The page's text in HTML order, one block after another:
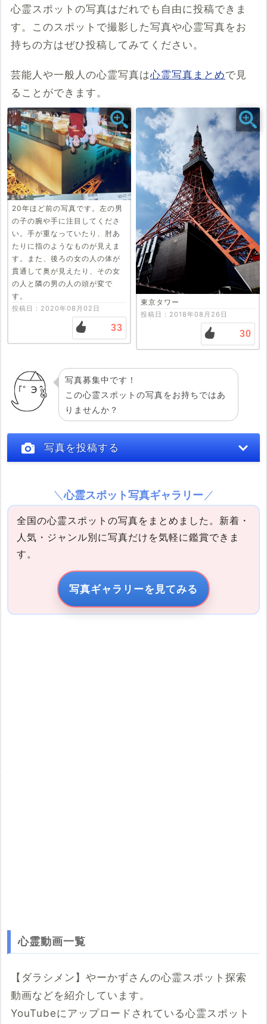
例：<iframe src="https://www.google.com/maps/embed?
pb=******" width="600" height="450" frameborder="0"
コメント
投稿する
心霊スポットの写真はだれでも自由に投稿できま
す。このスポットで撮影した写真や心霊写真をお
持ちの方はぜひ投稿してみてください。
芸能人や一般人の心霊写真は心霊写真まとめで見
ることができます。
20年ほど前の写真です。左の男
の子の腕や手に注目してくださ
い。手が重なっていたり、肘あ
たりに指のようなものが見えま
す。また、後ろの女の人の体が
貫通して奥が見えたり、その女
の人と隣の男の人の頭が変で
す。
投稿日：2020年08月02日
33
東京タワー
投稿日：2018年08月26日
30
写真募集中です！
この心霊スポットの写真をお持ちではあ
りませんか？
写真を投稿する
写真の説明
心霊スポット写真ギャラリー
全国の心霊スポットの写真をまとめました。新着・
人気・ジャンル別に写真だけを気軽に鑑賞できま
す。
写真ギャラリーを見てみる
心霊動画一覧
【ダラシメン】やーかずさんの心霊スポット探索
動画などを紹介しています。
YouTubeにアップロードされている心霊スポット